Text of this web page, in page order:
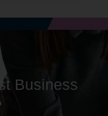
Business